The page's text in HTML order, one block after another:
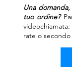
Una
tuo ordine?
rate o